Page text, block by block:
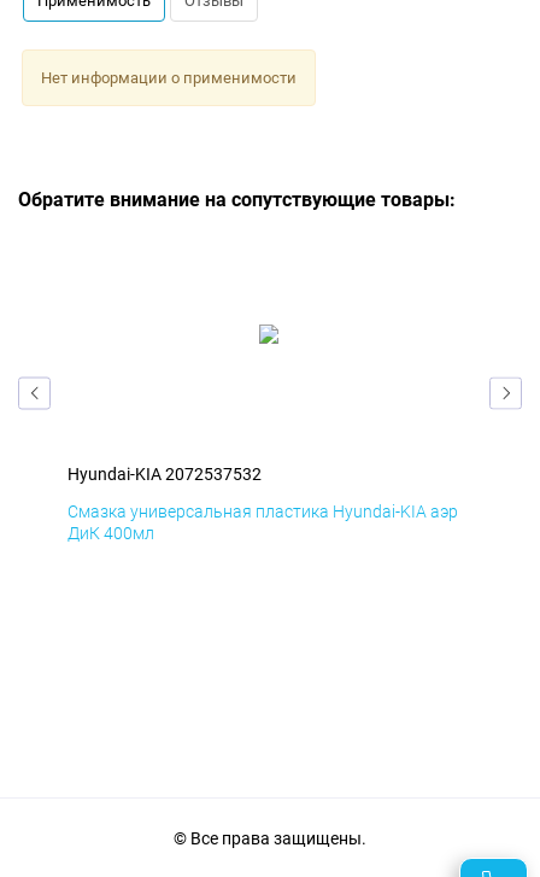
Нет информации о применимости
Обратите внимание на сопутствующие товары:
Hyundai-KIA 2072537532
Смазка универсальная пластика Hyundai-KIA аэр
ДиК 400мл
© Все права защищены.